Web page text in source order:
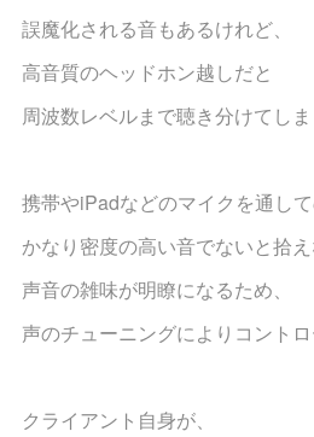
誤魔化される音もあるけれど、
高音質のヘッドホン越しだと
周波数レベルまで聴き分けてしま
携帯やiPadなどのマイクを通し
かなり密度の高い音でないと拾え
声音の雑味が明瞭になるため、
声のチューニングによりコントロ
クライアント自身が、